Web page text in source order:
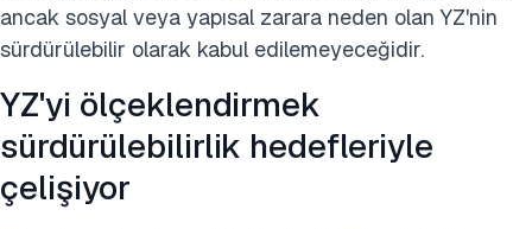
ancak sosyal veya yapısal zarara neden olan YZ'nin
sürdürülebilir olarak kabul edilemeyeceğidir.
YZ'yi ölçeklendirmek
sürdürülebilirlik hedefleriyle
çelişiyor